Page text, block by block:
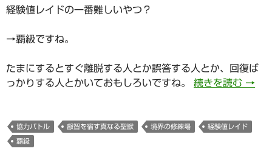
経験値レイドの一番難しいやつ？
→覇級ですね。
たまにするとすぐ離脱する人とか誤答する人とか、回復ば
っかりする人とかいておもしろいですね。 続きを読む 598
→
協力バトル 叡智を宿す真なる聖獣 境界の修練場 経験値レイド
覇級